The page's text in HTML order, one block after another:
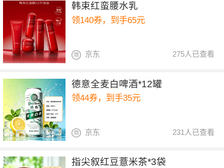
韩束红蛮腰水乳
领140券，到手65元
275人已查看
京东
德意全麦白啤酒*12罐
领44券，到手35元
231人已查看
京东
指尖叙红豆薏米茶*3袋